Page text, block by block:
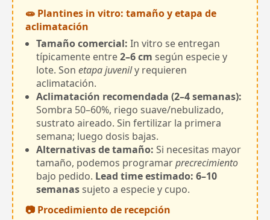
🧫 Plantines in vitro: tamaño y etapa de
aclimatación
Tamaño comercial: In vitro se entregan
típicamente entre2–6 cm según especie y
lote. Son etapa juvenily requieren
aclimatación.
Aclimatación recomendada (2–4 semanas):
Sombra 50–60%, riego suave/nebulizado,
sustrato aireado. Sin fertilizar la primera
semana; luego dosis bajas.
Alternativas de tamaño: Si necesitas mayor
tamaño, podemos programarprecrecimiento
bajo pedido. Lead time estimado: 6–10
semanassujeto a especie y cupo.
📷 Procedimiento de recepción